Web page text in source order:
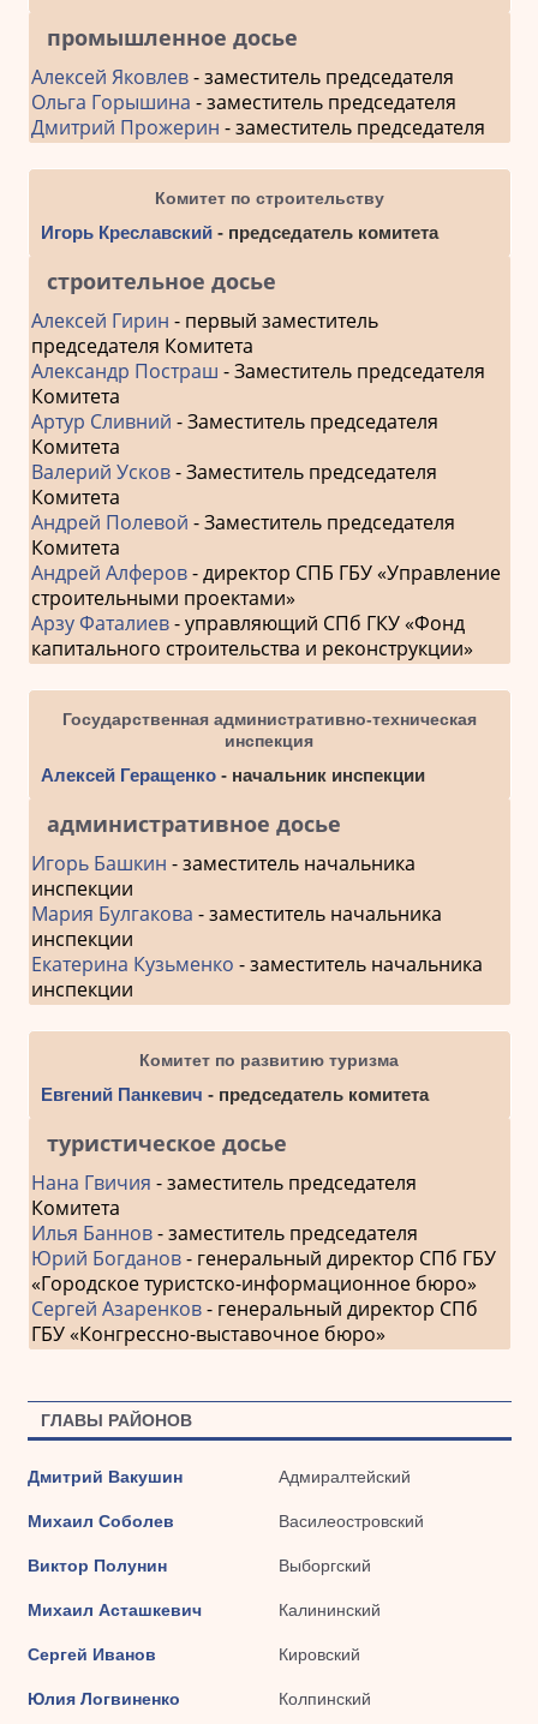
промышленное досье
Алексей Яковлев- заместитель председателя
Ольга Горышина - заместитель председателя
Дмитрий Прожерин - заместитель председателя
Комитет по строительству
Игорь Креславский - председатель комитета
строительное досье
Алексей Гирин - первый заместитель
председателя Комитета
Александр Постраш - Заместитель председателя
Комитета
Артур Сливний - Заместитель председателя
Комитета
Валерий Усков- Заместитель председателя
Комитета
Андрей Полевой - Заместитель председателя
Комитета
Андрей Алферов- директор СПБ ГБУ «Управление
строительными проектами»
Арзу Фаталиев- управляющий СПб ГКУ «Фонд
капитального строительства и реконструкции»
Государственная административно-техническая
инспекция
Алексей Геращенко- начальник инспекции
административное досье
Игорь Башкин - заместитель начальника
инспекции
Мария Булгакова - заместитель начальника
инспекции
Екатерина Кузьменко - заместитель начальника
инспекции
Комитет по развитию туризма
Евгений Панкевич - председатель комитета
туристическое досье
Нана Гвичия - заместитель председателя
Комитета
Илья Баннов- заместитель председателя
Юрий Богданов- генеральный директор СПб ГБУ
«Городское туристско-информационное бюро»
Сергей Азаренков- генеральный директор СПб
ГБУ «Конгрессно-выставочное бюро»
ГЛАВЫ РАЙОНОВ
Дмитрий Вакушин Адмиралтейский
Михаил Соболев Василеостровский
Виктор Полунин Выборгский
Михаил Асташкевич Калининский
Сергей Иванов Кировский
Юлия Логвиненко Колпинский